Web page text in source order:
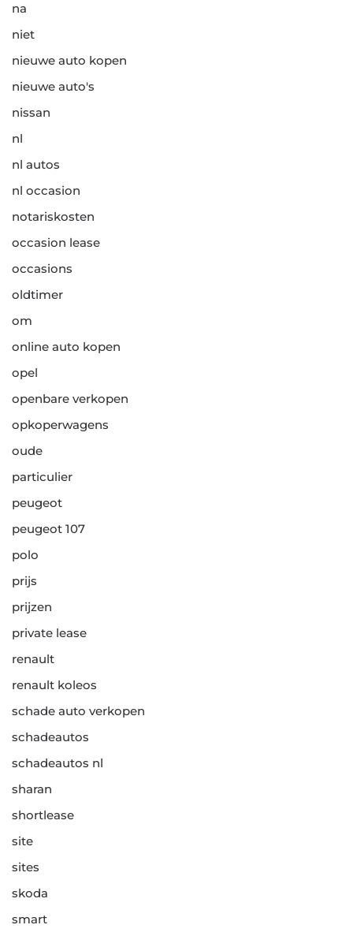
na
niet
nieuwe auto kopen
nieuwe auto's
nissan
nl
nl autos
nl occasion
notariskosten
occasion lease
occasions
oldtimer
om
online auto kopen
opel
openbare verkopen
opkoperwagens
oude
particulier
peugeot
peugeot 107
polo
prijs
prijzen
private lease
renault
renault koleos
schade auto verkopen
schadeautos
schadeautos nl
sharan
shortlease
site
sites
skoda
smart